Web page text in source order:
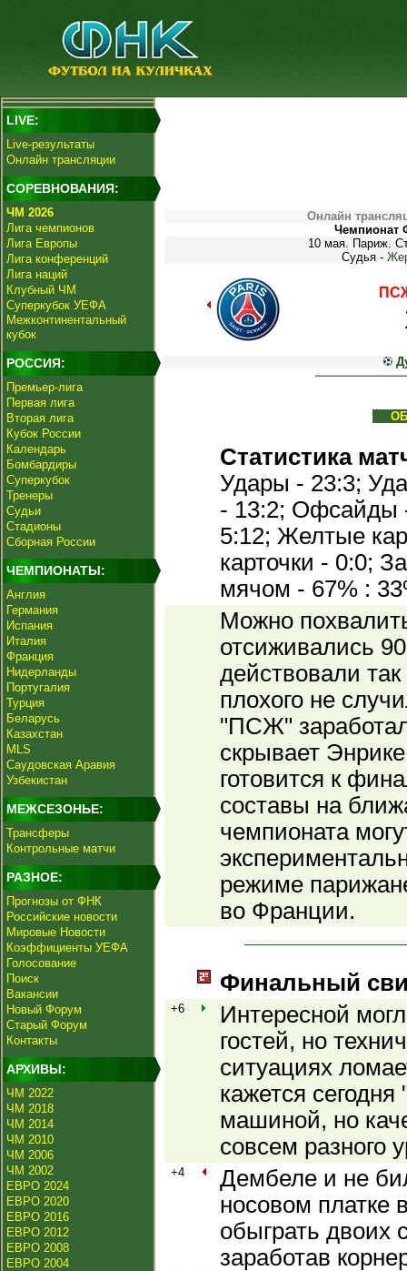
LIVE:
Live-результаты
Онлайн трансляции
СОРЕВНОВАНИЯ:
ЧМ 2026
Лига чемпионов
Лига Европы
Лига конференций
Лига наций
Клубный ЧМ
Суперкубок УЕФА
Межконтинентальный
кубок
РОССИЯ:
Премьер-лига
Первая лига
Вторая лига
Кубок России
Календарь
Бомбардиры
Суперкубок
Тренеры
Судьи
Стадионы
Сборная России
ЧЕМПИОНАТЫ:
Англия
Германия
Испания
Италия
Франция
Нидерланды
Португалия
Турция
Беларусь
Казахстан
MLS
Саудовская Аравия
Узбекистан
МЕЖСЕЗОНЬЕ:
Трансферы
Контрольные матчи
РАЗНОЕ:
Прогнозы от ФНК
Российские новости
Мировые Новости
Коэффициенты УЕФА
Голосование
Поиск
Вакансии
Новый Форум
Старый Форум
Контакты
АРХИВЫ:
ЧМ 2022
ЧМ 2018
ЧМ 2014
ЧМ 2010
ЧМ 2006
ЧМ 2002
ЕВРО 2024
ЕВРО 2020
ЕВРО 2016
ЕВРО 2012
ЕВРО 2008
ЕВРО 2004
Онлайн
Чемпионат
10 мая. Париж.
Судья -
Статистика
Удары - 23:3;
- 13:2; Офсайды
5:12; Желтые
карточки - 0:0;
мячом - 67% :
Можно
отсиживались
действовали
плохого не
"ПСЖ"
скрывает
готовится к
составы на
чемпионата
режиме
во Франции.
Финальный
+6
Интересной
гостей, но
ситуациях
кажется
машиной, но
совсем разного
+4
Дембеле и не
носовом платке
обыграть двоих
заработав